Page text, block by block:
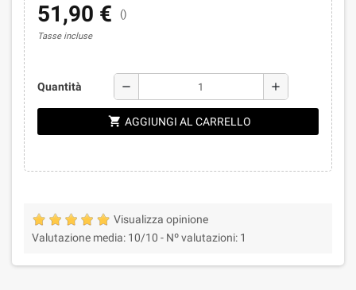
51,90 € ()
Tasse incluse
Quantità remove add
shopping_cart AGGIUNGI AL CARRELLO
Visualizza opinione
Valutazione media: 10/10 - Nº valutazioni: 1